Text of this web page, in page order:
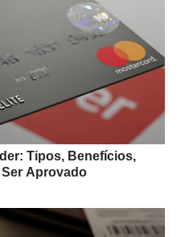
Tipos, Benefícios,
Aprovado